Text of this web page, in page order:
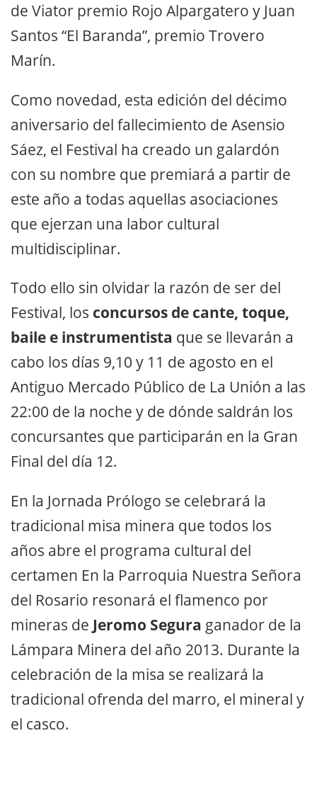
de Viator premio Rojo Alpargatero y Juan
Santos “El Baranda”, premio Trovero
Marín.
Como novedad, esta edición del décimo
aniversario del fallecimiento de Asensio
Sáez, el Festival ha creado un galardón
con su nombre que premiará a partir de
este año a todas aquellas asociaciones
que ejerzan una labor cultural
multidisciplinar.
Todo ello sin olvidar la razón de ser del
Festival, los concursos de cante, toque,
baile e instrumentista que se llevarán a
cabo los días 9,10 y 11 de agosto en el
Antiguo Mercado Público de La Unión a las
22:00 de la noche y de dónde saldrán los
concursantes que participarán en la Gran
Final del día 12.
En la Jornada Prólogo se celebrará la
tradicional misa minera que todos los
años abre el programa cultural del
certamen En la Parroquia Nuestra Señora
del Rosario resonará el flamenco por
mineras de Jeromo Segura ganador de la
Lámpara Minera del año 2013. Durante la
celebración de la misa se realizará la
tradicional ofrenda del marro, el mineral y
el casco.